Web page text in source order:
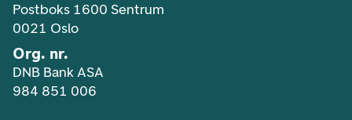
Postboks 1600 Sentrum
0021 Oslo
Org. nr.
DNB Bank ASA
984 851 006